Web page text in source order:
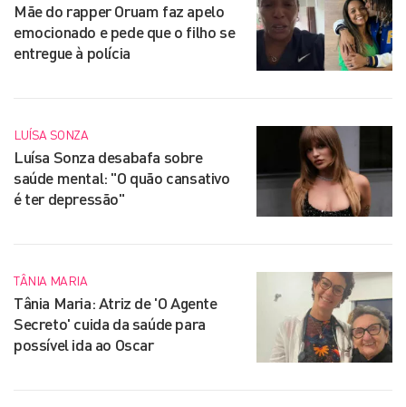
Mãe do rapper Oruam faz apelo
emocionado e pede que o filho se
entregue à polícia
LUÍSA SONZA
Luísa Sonza desabafa sobre
saúde mental: "O quão cansativo
é ter depressão"
TÂNIA MARIA
Tânia Maria: Atriz de 'O Agente
Secreto' cuida da saúde para
possível ida ao Oscar